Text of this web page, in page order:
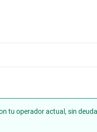
Renovación
tu operador actual, sin